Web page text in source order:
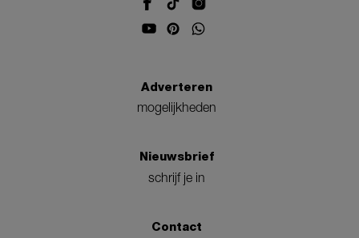
Adverteren
mogelijkheden
Nieuwsbrief
schrijf je in
Contact